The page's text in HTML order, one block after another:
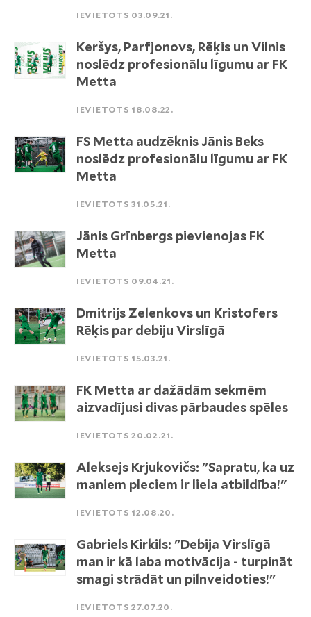
IEVIETOTS 03.09.21.
Keršys, Parfjonovs, Rēķis un Vilnis
noslēdz profesionālu līgumu ar FK
Metta
IEVIETOTS 18.08.22.
FS Metta audzēknis Jānis Beks
noslēdz profesionālu līgumu ar FK
Metta
IEVIETOTS 31.05.21.
Jānis Grīnbergs pievienojas FK
Metta
IEVIETOTS 09.04.21.
Dmitrijs Zelenkovs un Kristofers
Rēķis par debiju Virslīgā
IEVIETOTS 15.03.21.
FK Metta ar dažādām sekmēm
aizvadījusi divas pārbaudes spēles
IEVIETOTS 20.02.21.
Aleksejs Krjukovičs: "Sapratu, ka uz
maniem pleciem ir liela atbildība!"
IEVIETOTS 12.08.20.
Gabriels Kirkils: "Debija Virslīgā
man ir kā laba motivācija - turpināt
smagi strādāt un pilnveidoties!"
IEVIETOTS 27.07.20.